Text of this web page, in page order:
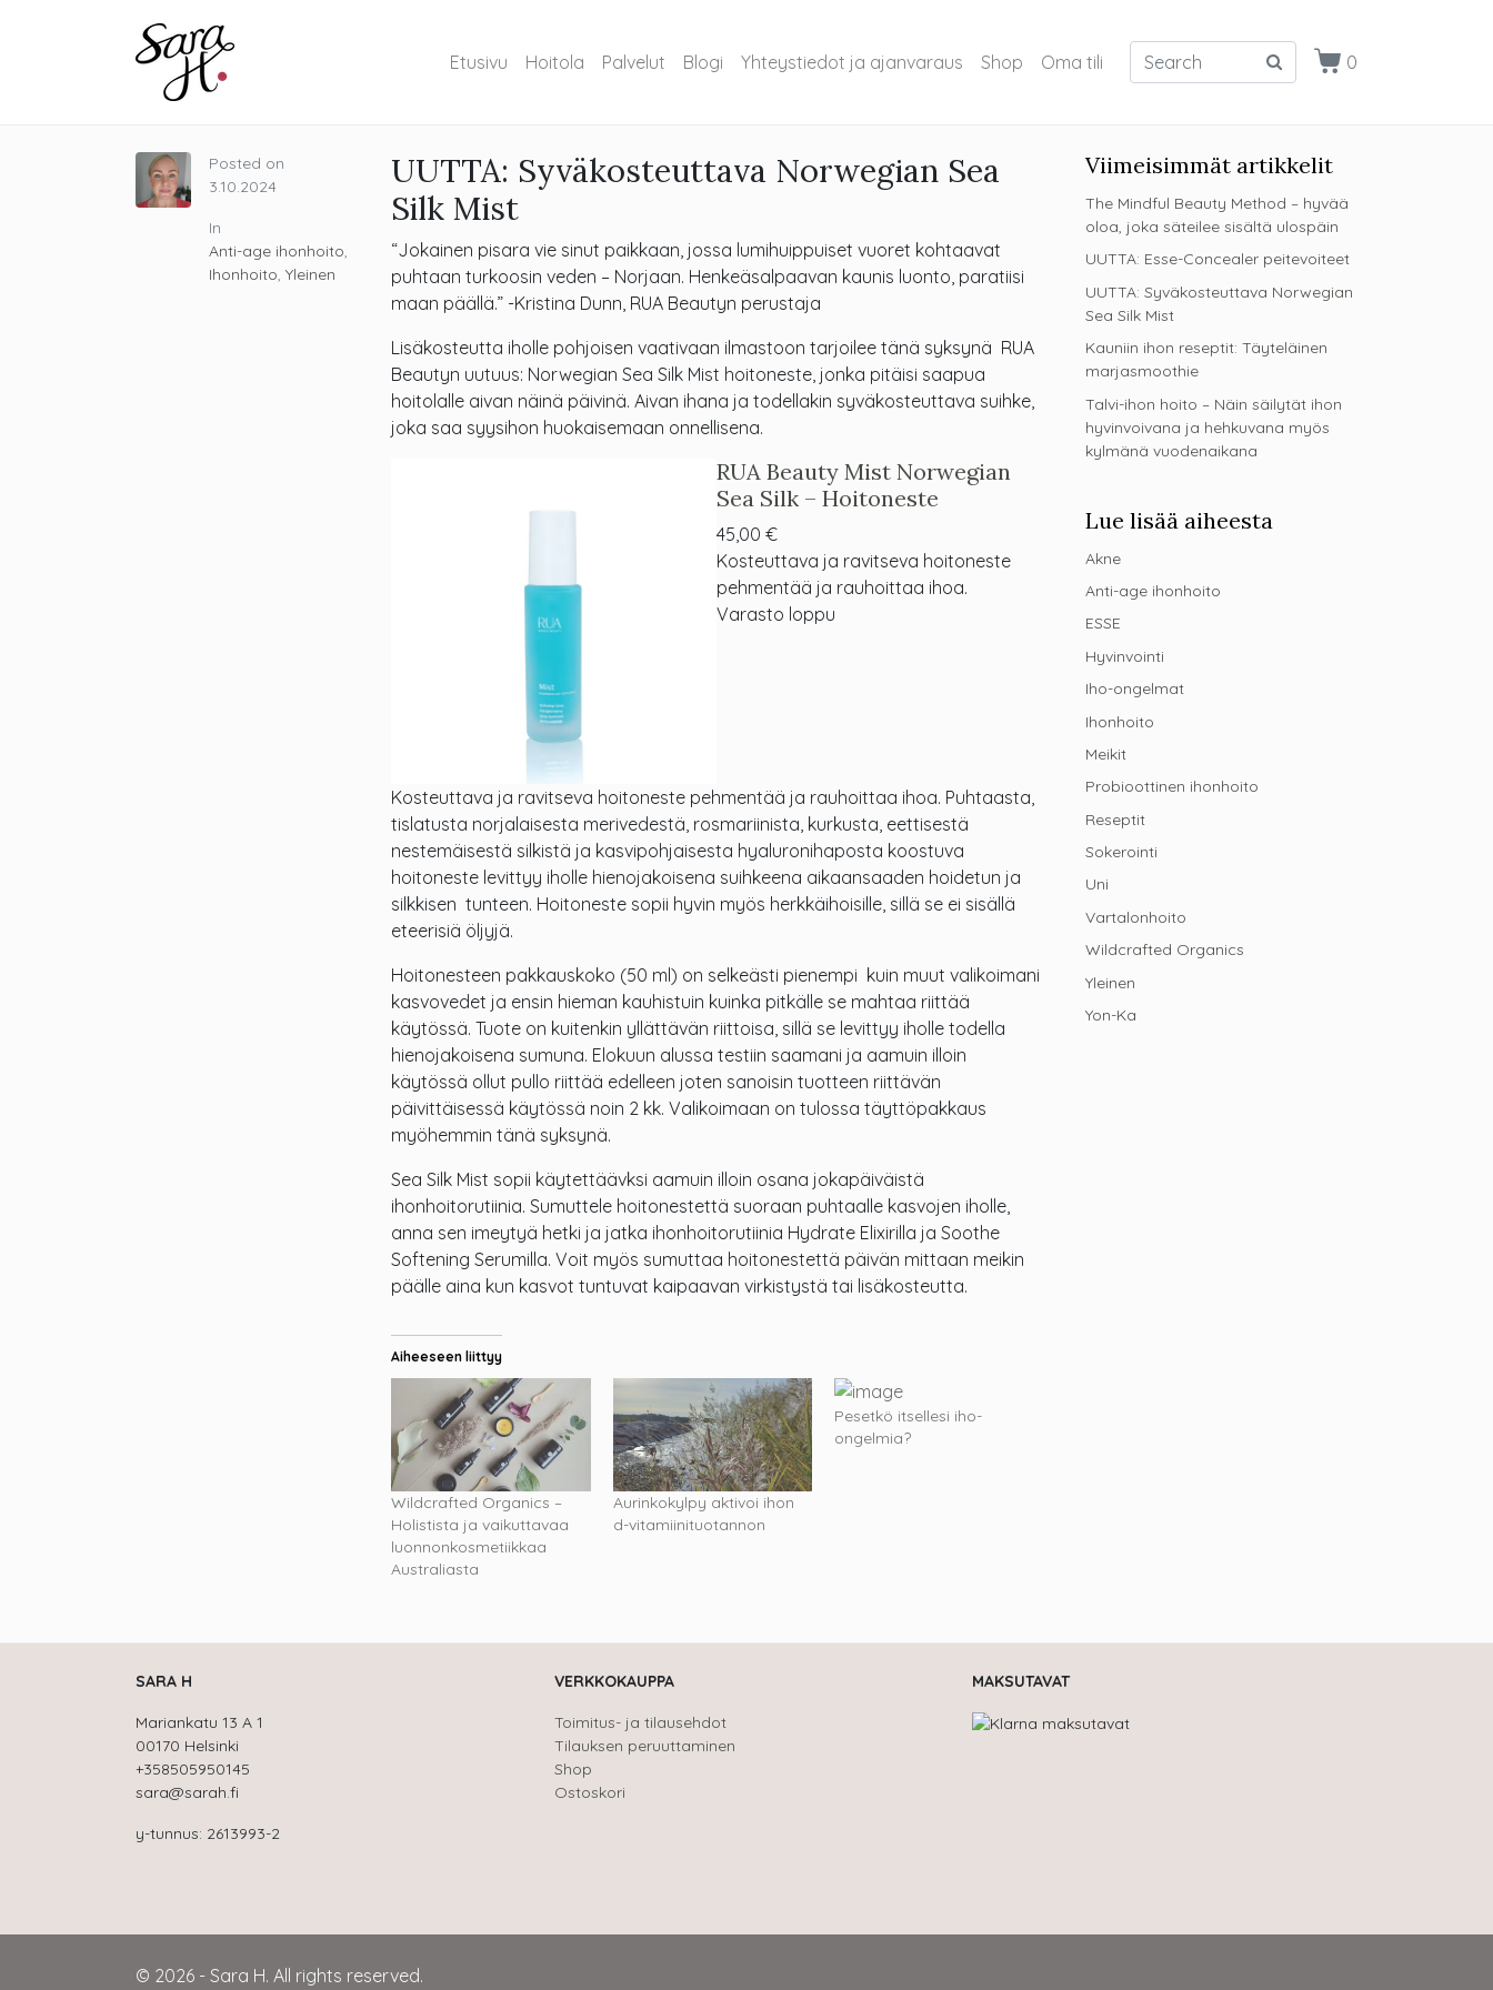
Etusivu Hoitola Palvelut Blogi Yhteystiedot ja ajanvaraus Shop Oma tili 0
Posted on
3.10.2024
In
Anti-age ihonhoito,
Ihonhoito, Yleinen
UUTTA: Syväkosteuttava Norwegian Sea
Silk Mist
“Jokainen pisara vie sinut paikkaan, jossa lumihuippuiset vuoret kohtaavat
puhtaan turkoosin veden – Norjaan. Henkeäsalpaavan kaunis luonto, paratiisi
maan päällä.” -Kristina Dunn, RUA Beautyn perustaja
Lisäkosteutta iholle pohjoisen vaativaan ilmastoon tarjoilee tänä syksynä RUA
Beautyn uutuus: Norwegian Sea Silk Mist hoitoneste, jonka pitäisi saapua
hoitolalle aivan näinä päivinä. Aivan ihana ja todellakin syväkosteuttava suihke,
joka saa syysihon huokaisemaan onnellisena.
RUA Beauty Mist Norwegian
Sea Silk – Hoitoneste
45,00 €
Kosteuttava ja ravitseva hoitoneste
pehmentää ja rauhoittaa ihoa.
Varasto loppu
Kosteuttava ja ravitseva hoitoneste pehmentää ja rauhoittaa ihoa. Puhtaasta,
tislatusta norjalaisesta merivedestä, rosmariinista, kurkusta, eettisestä
nestemäisestä silkistä ja kasvipohjaisesta hyaluronihaposta koostuva
hoitoneste levittyy iholle hienojakoisena suihkeena aikaansaaden hoidetun ja
silkkisen tunteen. Hoitoneste sopii hyvin myös herkkäihoisille, sillä se ei sisällä
eteerisiä öljyjä.
Hoitonesteen pakkauskoko (50 ml) on selkeästi pienempi kuin muut valikoimani
kasvovedet ja ensin hieman kauhistuin kuinka pitkälle se mahtaa riittää
käytössä. Tuote on kuitenkin yllättävän riittoisa, sillä se levittyy iholle todella
hienojakoisena sumuna. Elokuun alussa testiin saamani ja aamuin illoin
käytössä ollut pullo riittää edelleen joten sanoisin tuotteen riittävän
päivittäisessä käytössä noin 2 kk. Valikoimaan on tulossa täyttöpakkaus
myöhemmin tänä syksynä.
Sea Silk Mist sopii käytettäävksi aamuin illoin osana jokapäiväistä
ihonhoitorutiinia. Sumuttele hoitonestettä suoraan puhtaalle kasvojen iholle,
anna sen imeytyä hetki ja jatka ihonhoitorutiinia Hydrate Elixirilla ja Soothe
Softening Serumilla. Voit myös sumuttaa hoitonestettä päivän mittaan meikin
päälle aina kun kasvot tuntuvat kaipaavan virkistystä tai lisäkosteutta.
Aiheeseen liittyy
Wildcrafted Organics –
Holistista ja vaikuttavaa
luonnonkosmetiikkaa
Australiasta
Aurinkokylpy aktivoi ihon
d-vitamiinituotannon
Pesetkö itsellesi iho-
ongelmia?
Viimeisimmät artikkelit
The Mindful Beauty Method – hyvää
oloa, joka säteilee sisältä ulospäin
UUTTA: Esse-Concealer peitevoiteet
UUTTA: Syväkosteuttava Norwegian
Sea Silk Mist
Kauniin ihon reseptit: Täyteläinen
marjasmoothie
Talvi-ihon hoito – Näin säilytät ihon
hyvinvoivana ja hehkuvana myös
kylmänä vuodenaikana
Lue lisää aiheesta
Akne
Anti-age ihonhoito
ESSE
Hyvinvointi
Iho-ongelmat
Ihonhoito
Meikit
Probioottinen ihonhoito
Reseptit
Sokerointi
Uni
Vartalonhoito
Wildcrafted Organics
Yleinen
Yon-Ka
SARA H
Mariankatu 13 A 1
00170 Helsinki
+358505950145
sara@sarah.fi
y-tunnus: 2613993-2
VERKKOKAUPPA
Toimitus- ja tilausehdot
Tilauksen peruuttaminen
Shop
Ostoskori
MAKSUTAVAT
© 2026 - Sara H. All rights reserved.